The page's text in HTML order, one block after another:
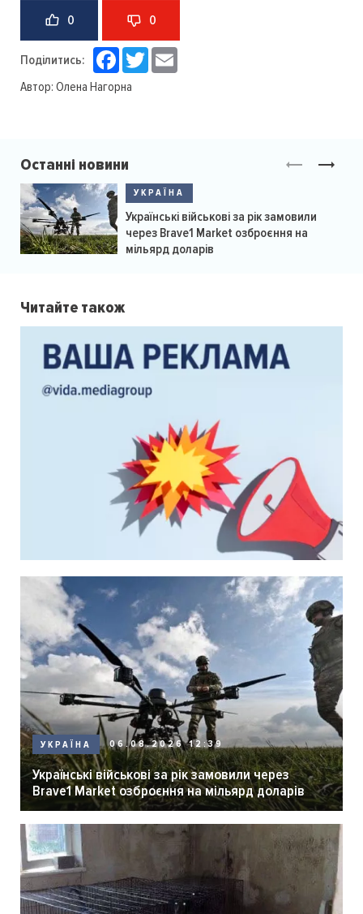
0 0
Поділитись: Facebook
Twitter
Автор: Олена Нагорна
Останні новини
УКРАЇНА
Українські військові за рік замовили
через Brave1 Market озброєння на
мільярд доларів
Читайте також
УКРАЇНА 06.08.2026 12:39
Українські військові за рік замовили через
Brave1 Market озброєння на мільярд доларів